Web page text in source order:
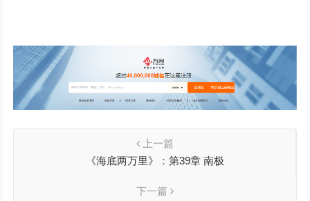
上一篇
《海底两万里》：第39章 南极
下一篇